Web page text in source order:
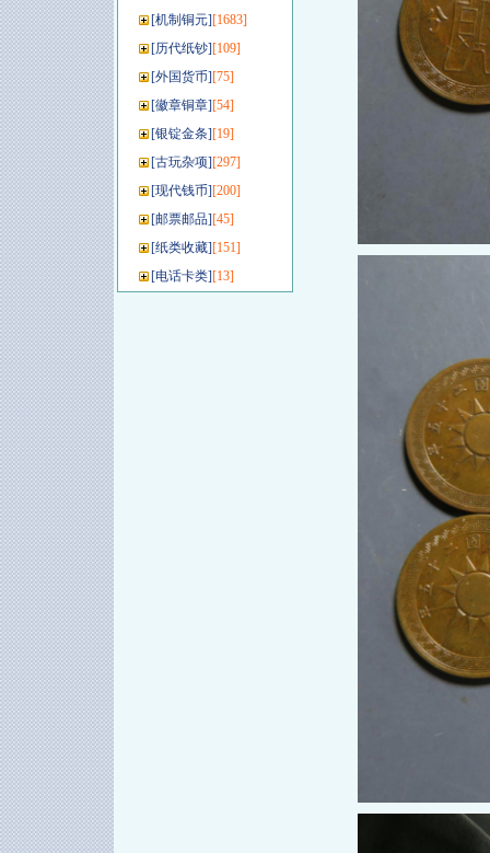
[机制铜元][1683]
[历代纸钞][109]
[外国货币][75]
[徽章铜章][54]
[银锭金条][19]
[古玩杂项][297]
[现代钱币][200]
[邮票邮品][45]
[纸类收藏][151]
[电话卡类][13]